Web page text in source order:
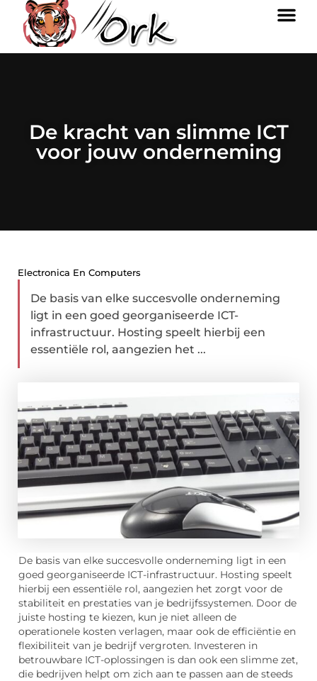
De kracht van slimme ICT
voor jouw onderneming
Electronica En Computers
De basis van elke succesvolle onderneming
ligt in een goed georganiseerde ICT-
infrastructuur. Hosting speelt hierbij een
essentiële rol, aangezien het ...
De basis van elke succesvolle onderneming ligt in een
goed georganiseerde ICT-infrastructuur. Hosting speelt
hierbij een essentiële rol, aangezien het zorgt voor de
stabiliteit en prestaties van je bedrijfssystemen. Door de
juiste hosting te kiezen, kun je niet alleen de
operationele kosten verlagen, maar ook de efficiëntie en
flexibiliteit van je bedrijf vergroten. Investeren in
betrouwbare ICT-oplossingen is dan ook een slimme zet,
die bedrijven helpt om zich aan te passen aan de steeds